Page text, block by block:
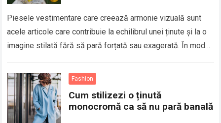
Piesele vestimentare care creează armonie vizuală sunt
acele articole care contribuie la echilibrul unei ținute și la o
imagine stilată fără să pară forțată sau exagerată. În modă,
Fashion
Cum stilizezi o ținută
monocromă ca să nu pară banală